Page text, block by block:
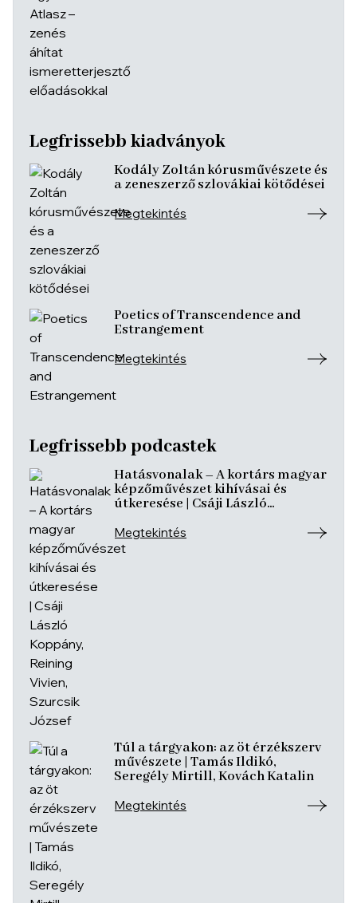
Legfrissebb kiadványok
Kodály Zoltán kórusművészete és
a zeneszerző szlovákiai kötődései
Megtekintés
Poetics of Transcendence and
Estrangement
Megtekintés
Legfrissebb podcastek
Hatásvonalak – A kortárs magyar
képzőművészet kihívásai és
útkeresése | Csáji László
József
Megtekintés
Túl a tárgyakon: az öt érzékszerv
művészete | Tamás Ildikó,
Seregély Mirtill, Kovách Katalin
Megtekintés